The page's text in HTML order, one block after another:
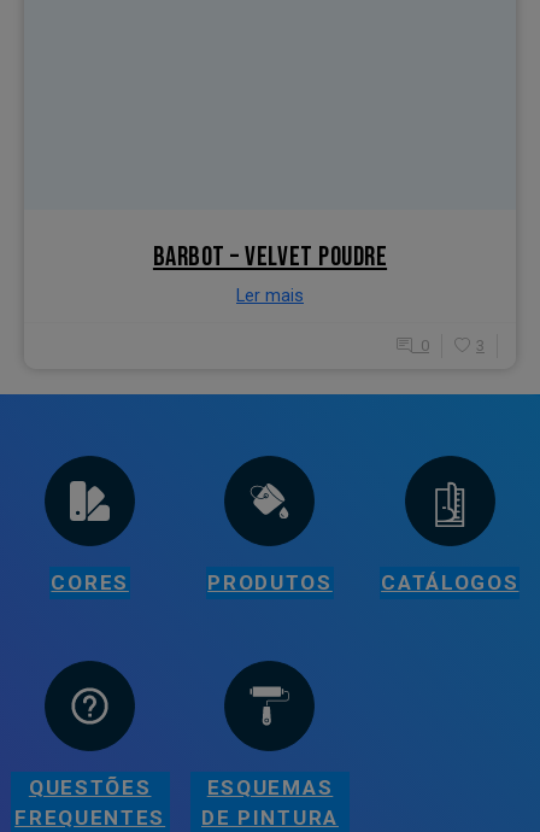
BARBOT – VELVET POUDRE
Ler mais
0 3
CORES PRODUTOS CATÁLOGOS
QUESTÕES
FREQUENTES
ESQUEMAS
DE PINTURA